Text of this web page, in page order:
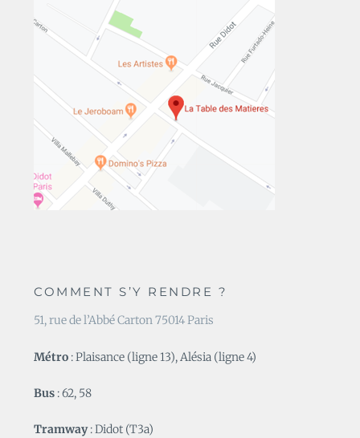
COMMENT S’Y RENDRE ?
51, rue de l’Abbé Carton 75014 Paris
Métro : Plaisance (ligne 13), Alésia (ligne 4)
Bus : 62, 58
Tramway: Didot (T3a)